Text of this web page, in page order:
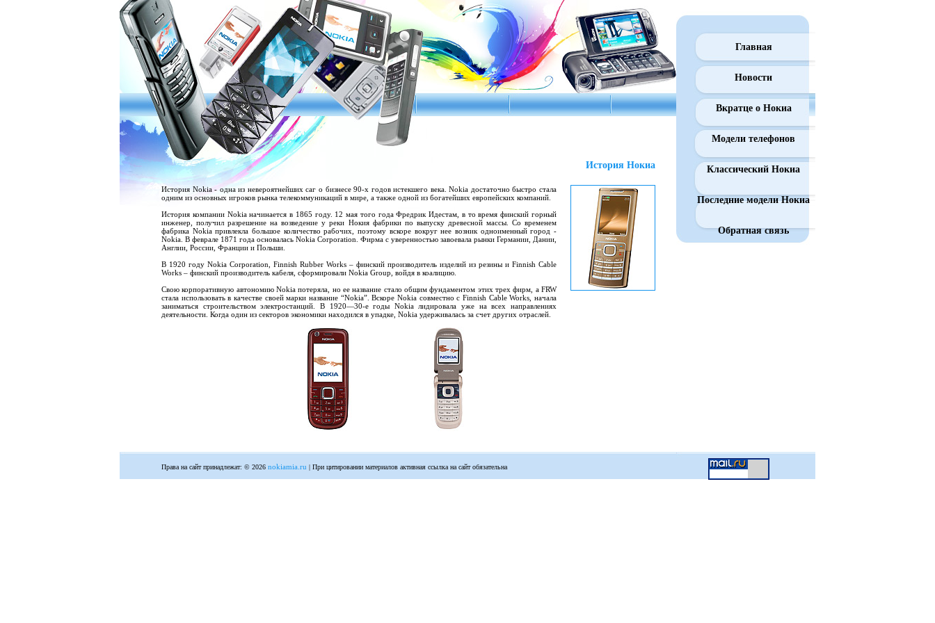
История Нокиа
История Nokia - одна из невероятнейших саг о бизнесе 90-x годов истекшего века. Nokia достаточно быстро стала
одним из основных игроков рынка телекоммуникаций в мире, а также одной из богатейших европейских компаний.
История компании Nokia начинается в 1865 году. 12 мая того года Фредрик Идестам, в то время финский горный
инженер, получил разрешение на возведение у реки Нокия фабрики по выпуску древесной массы. Со временем
фабрика Nokia привлекла большое количество рабочих, поэтому вскоре вокруг нее возник одноименный город -
Nokia. В феврале 1871 года основалась Nokia Corporation. Фирма с уверенностью завоевала рынки Германии, Дании,
Англии, России, Франции и Польши.
В 1920 году Nokia Corporation, Finnish Rubber Works – финский производитель изделий из резины и Finnish Cable
Works – финский производитель кабеля, сформировали Nokia Group, войдя в коалицию.
Свою корпоративную автономию Nokia потеряла, но ее название стало общим фундаментом этих трех фирм, а FRW
стала использовать в качестве своей марки название “Nokia”. Вскоре Nokia совместно с Finnish Cable Works, начала
заниматься строительством электростанций. В 1920—30-е годы Nokia лидировала уже на всех направлениях
деятельности. Когда один из секторов экономики находился в упадке, Nokia удерживалась за счет других отраслей.
Главная
Новости
Вкратце о Нокиа
Модели телефонов
Классический Нокиа
Последние модели Нокиа
Обратная связь
Права на сайт принадлежат: © 2026 nokiamia.ru | При цитировании материалов активная ссылка на сайт обязательна